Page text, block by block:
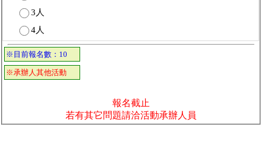
3人
4人
※目前報名數：10
※承辦人其他活動
報名截止
若有其它問題請洽活動承辦人員